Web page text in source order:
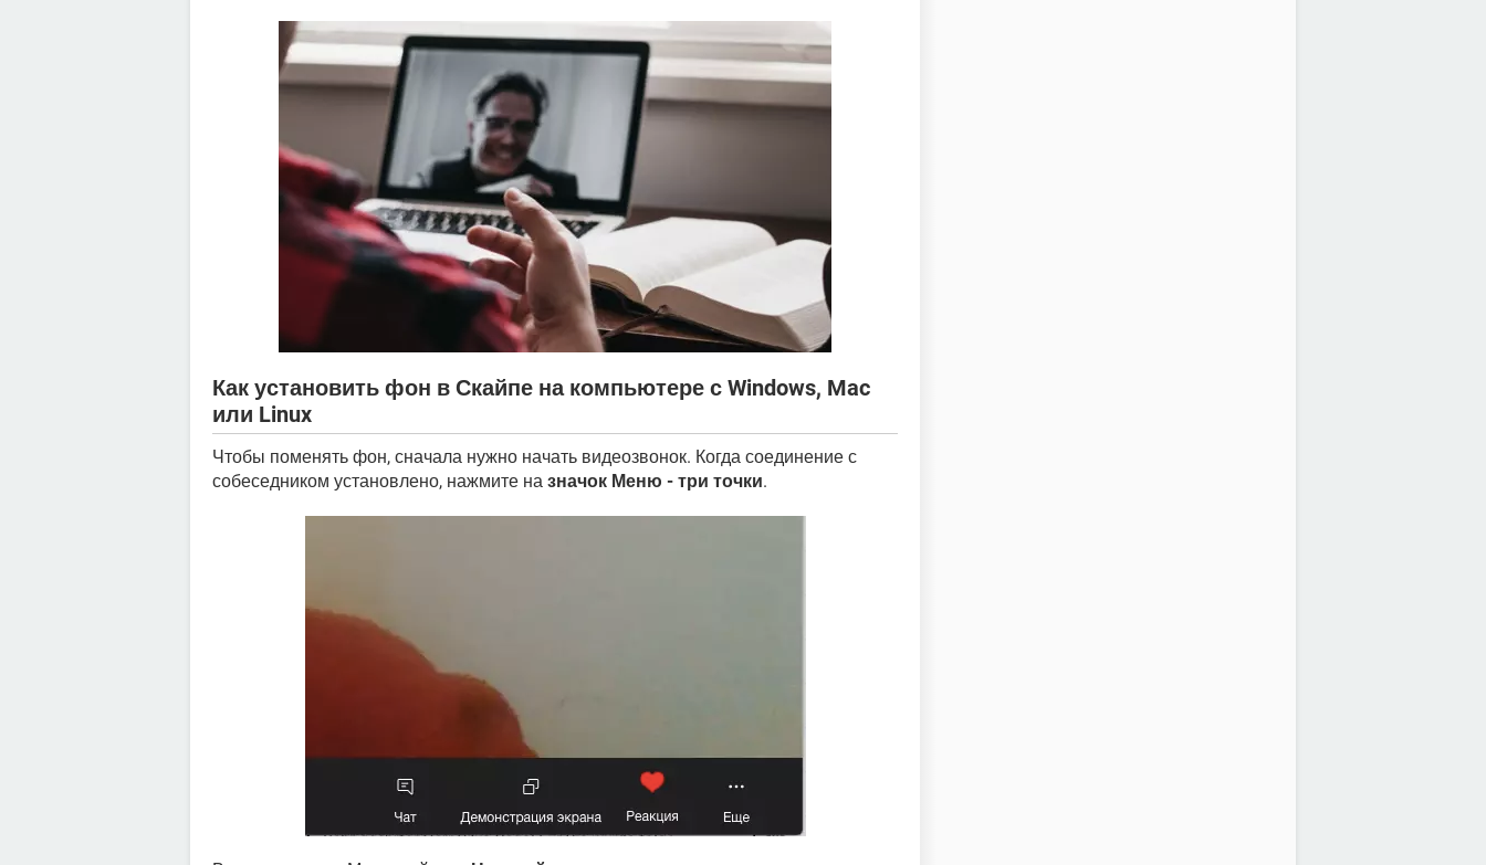
Как установить фон в Скайпе на компьютере с Windows, Mac
или Linux
Чтобы поменять фон, сначала нужно начать видеозвонок. Когда соединение с
собеседником установлено, нажмите на значок Меню - три точки.